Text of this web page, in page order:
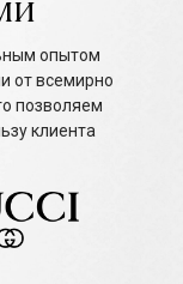
опытом
от всемирно
позволяем
клиента